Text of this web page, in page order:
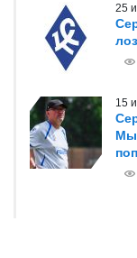
25
15
Мы